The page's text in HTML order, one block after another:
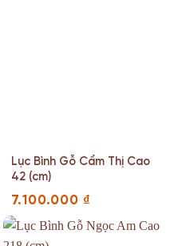
Lục Bình Gỗ Cẩm Thị Cao
42 (cm)
7.100.000 ₫